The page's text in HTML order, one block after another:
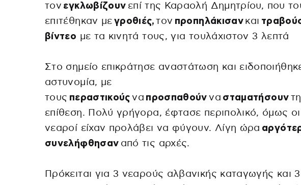
τον εγκλωβίζουν επί της Καραολή Δημητρίου, που
επιτέθηκαν μεγροθιές, τον προπηλάκισαν και
βίντεο με τα κινητά τους, για τουλάχιστον 3 λεπτά
Στο σημείο επικράτησε αναστάτωση και
αστυνομία, με
τους περαστικούς να προσπαθούν να σταματήσουν
επίθεση. Πολύ γρήγορα, έφτασε περιπολικό, όμως οι
νεαροί είχαν προλάβει να φύγουν. Λίγη ώρα
συνελήφθησαν από τις αρχές.
Πρόκειται για 3 νεαρούς αλβανικής καταγωγής και 3